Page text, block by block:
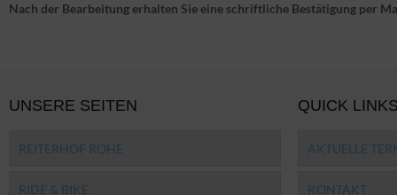
Nach der Bearbeitung erhalten Sie eine schriftliche Bestätigung per
UNSERE SEITEN
REITERHOF ROHE
RIDE & BIKE
QUICK
AKTUELLE
KONTAKT